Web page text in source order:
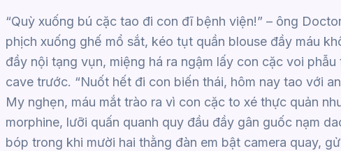
“Quỳ xuống bú cặc tao đi con đĩ bệnh viện!” – ông
phịch xuống ghế mổ sắt, kéo tụt quần blouse đầy máu
đầy nội tạng vụn, miệng há ra ngậm lấy con cặc voi
cave trước. “Nuốt hết đi con biến thái, hôm nay tao với
My nghẹn, máu mắt trào ra vì con cặc to xé thực quản
morphine, lưỡi quấn quanh quy đầu đầy gân guốc nạm
bóp trong khi mười hai thằng đàn em bật camera quay,